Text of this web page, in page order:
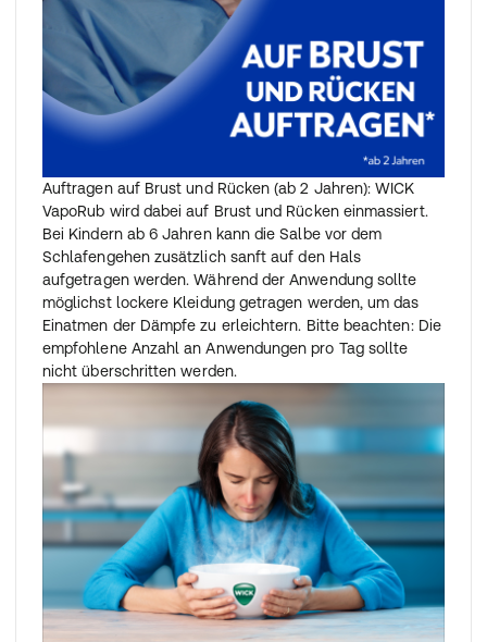
Auftragen auf Brust und Rücken (ab 2 Jahren): WICK
VapoRub wird dabei auf Brust und Rücken einmassiert.
Bei Kindern ab 6 Jahren kann die Salbe vor dem
Schlafengehen zusätzlich sanft auf den Hals
aufgetragen werden. Während der Anwendung sollte
möglichst lockere Kleidung getragen werden, um das
Einatmen der Dämpfe zu erleichtern. Bitte beachten: Die
empfohlene Anzahl an Anwendungen pro Tag sollte
nicht überschritten werden.